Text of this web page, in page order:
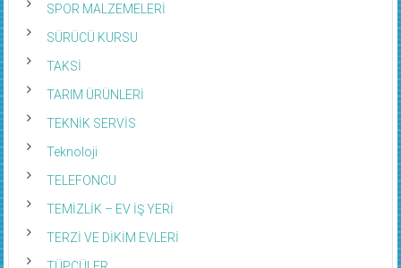
SPOR MALZEMELERİ
SÜRÜCÜ KURSU
TAKSİ
TARIM ÜRÜNLERİ
TEKNİK SERVİS
Teknoloji
TELEFONCU
TEMİZLİK – EV İŞ YERİ
TERZİ VE DİKİM EVLERİ